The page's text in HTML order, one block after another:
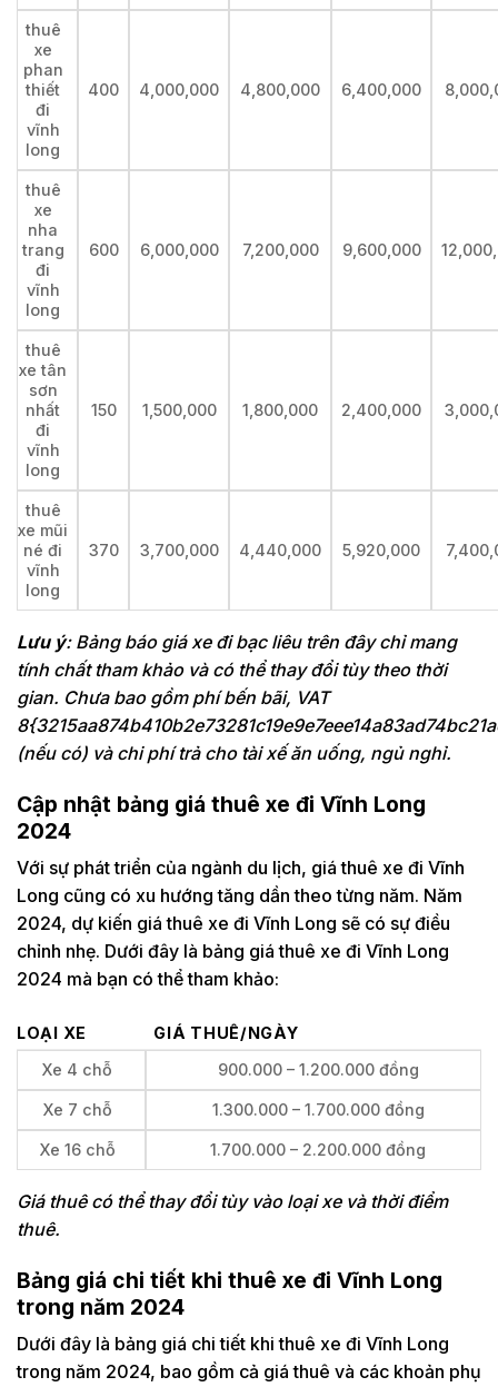
thuê
xe
phan
thiết
đi
vĩnh
long
400 4,000,000 4,800,000 6,400,000
thuê
xe
nha
trang
đi
vĩnh
long
600 6,000,000 7,200,000 9,600,000
thuê
xe tân
sơn
nhất
đi
vĩnh
long
150 1,500,000 1,800,000 2,400,000
thuê
xe mũi
né đi
vĩnh
long
370 3,700,000 4,440,000 5,920,000
Lưu ý: Bảng báo giá xe đi bạc liêu trên đây chỉ mang
tính chất tham khảo và có thể thay đổi tùy theo thời
gian. Chưa bao gồm phí bến bãi, VAT
(nếu có) và chi phí trả cho tài xế ăn uống, ngủ nghỉ.
Cập nhật bảng giá thuê xe đi Vĩnh Long
2024
Với sự phát triển của ngành du lịch, giá thuê xe đi Vĩnh
Long cũng có xu hướng tăng dần theo từng năm. Năm
2024, dự kiến giá thuê xe đi Vĩnh Long sẽ có sự điều
chỉnh nhẹ. Dưới đây là bảng giá thuê xe đi Vĩnh Long
2024 mà bạn có thể tham khảo:
LOẠI XE
GIÁ THUÊ/NGÀY
Xe 4 chỗ
900.000 – 1.200.000 đồng
Xe 7 chỗ 1.300.000 – 1.700.000 đồng
Xe 16 chỗ 1.700.000 – 2.200.000 đồng
Giá thuê có thể thay đổi tùy vào loại xe và thời điểm
thuê.
Bảng giá chi tiết khi thuê xe đi Vĩnh Long
trong năm 2024
Dưới đây là bảng giá chi tiết khi thuê xe đi Vĩnh Long
trong năm 2024, bao gồm cả giá thuê và các khoản phụ